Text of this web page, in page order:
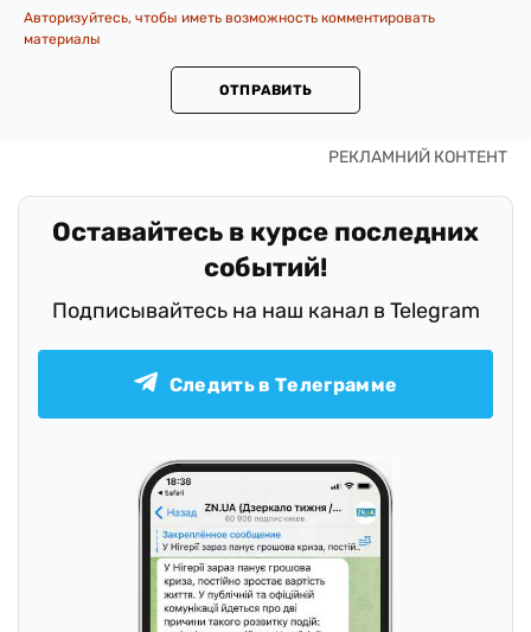
Авторизуйтесь, чтобы иметь возможность комментировать
материалы
ОТПРАВИТЬ
Оставайтесь в курсе последних
событий!
Подписывайтесь на наш канал в Telegram
Следить в Телеграмме